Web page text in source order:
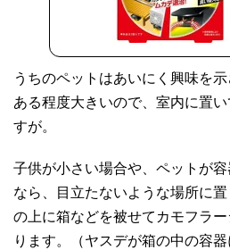
うちのペットはあいにく興味を
ある程度大きいので、室内に置
すが。
子供が小さい場合や、ペットが
なら、目立たないような場所に
の上に箱などを被せてカモフラ
ります。（ヤスデが箱の中の容